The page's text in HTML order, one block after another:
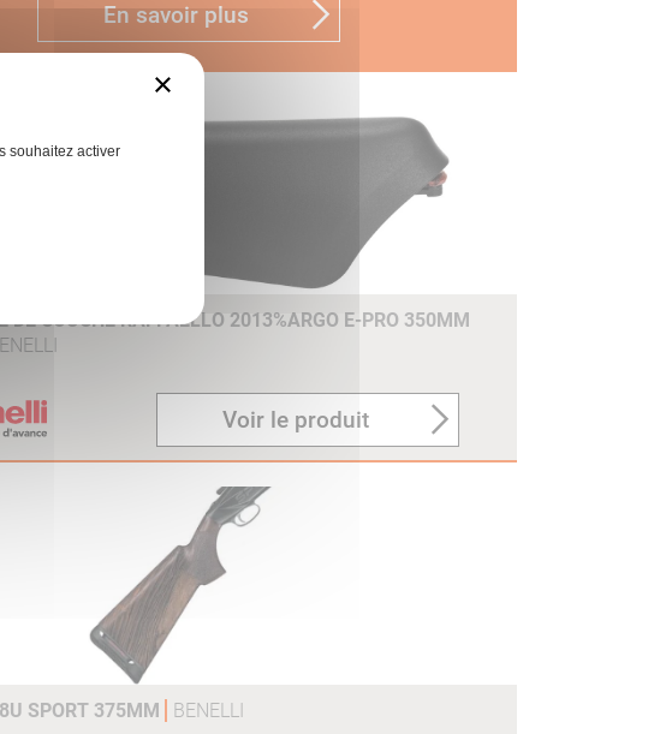
En savoir plus
DE COUCHE RAFFAELLO 2013%ARGO E-PRO 350MM
Voir le produit
SPORT 375MM BENELLI
×
souhaitez activer